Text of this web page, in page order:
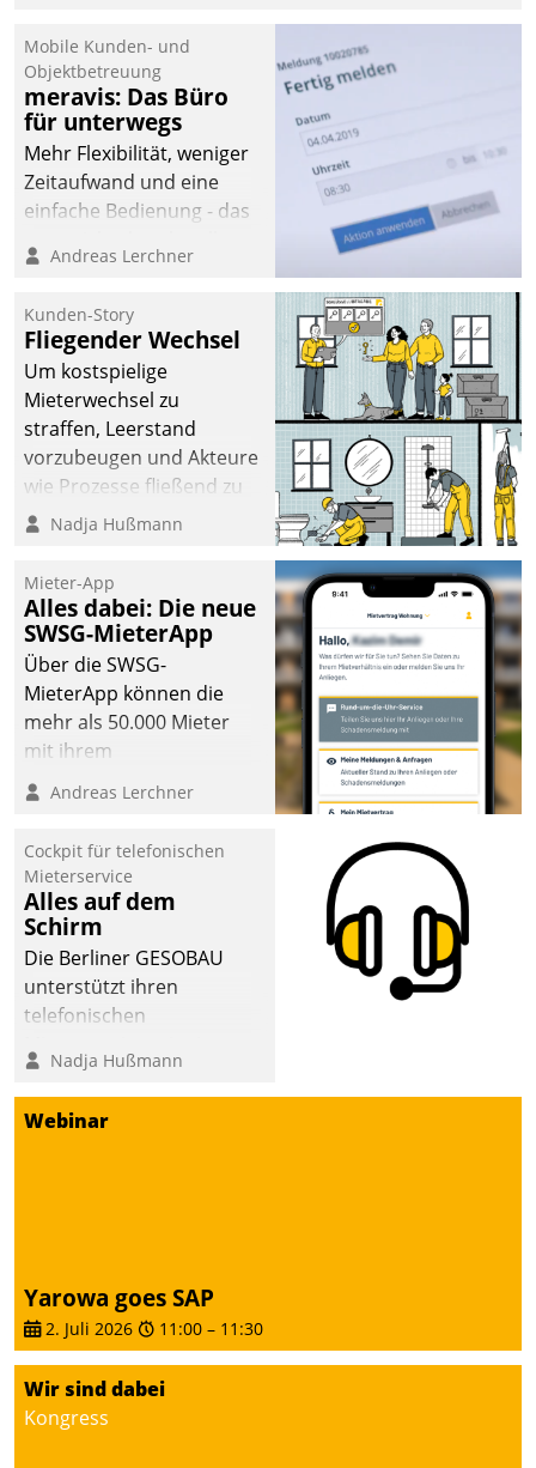
integrieren.
Mobile Kunden- und
Objektbetreuung
meravis: Das Büro
für unterwegs
Mehr Flexibilität, weniger
Zeitaufwand und eine
einfache Bedienung - das
Cockpit für mobile
Datatrain. Die meravis
Wohnungsbau- und
Immobilien GmbH hat
sich dabei für den Betrieb
der Lösung über die SAP
Cloud Platform
entschieden - als erstes
Unternehmen am
Andreas Lerchner
Kunden-Story
Fliegender Wechsel
Um kostspielige
Mieterwechsel zu
straffen, Leerstand
vorzubeugen und Akteure
wie Prozesse fließend zu
vernetzen, nutzt die
Jahresbeginn eine
Überblick, Einsicht und
Eingriff bietende Lösung.
Zur Entwicklung setzte
man auf
Cloudtechnologie,
bewährte und Startup-
agile Projektmethoden.
Nadja Hußmann
Mieter-App
Alles dabei: Die neue
SWSG-MieterApp
Über die SWSG-
MieterApp können die
mehr als 50.000 Mieter
mit ihrem
Wohnungsunternehmen
kommunizieren, auf dem
einsehen und ändern
oder
Schadensmeldungen
abgeben – rund um die
Uhr.
Andreas Lerchner
Cockpit für telefonischen
Mieterservice
Alles auf dem
Schirm
Die Berliner GESOBAU
unterstützt ihren
telefonischen
digitalen Cockpit, das
situationsbezogen
passende Fragen und
Mietenden zügiger und
effizienter zu bearbeiten.
Nadja Hußmann
Webinar
Yarowa goes SAP
2. Juli 2026 11:00 – 11:30
Wir sind dabei
Kongress